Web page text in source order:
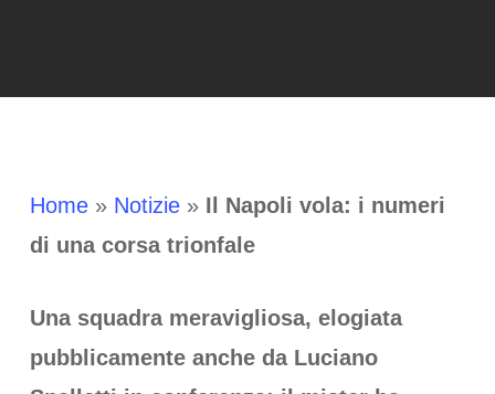
Home» Notizie» Il Napoli vola: i numeri
di una corsa trionfale
Una squadra meravigliosa, elogiata
pubblicamente anche da Luciano